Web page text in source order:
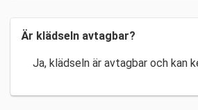
Är klädseln avtagbar?
Ja, klädseln är avtagbar och kan